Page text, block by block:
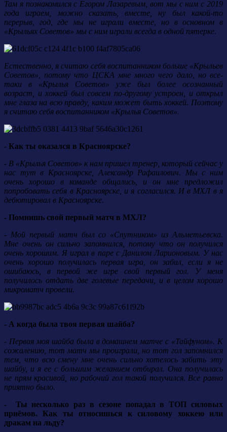
Там я познакомился с Егором Лазаревым, вот мы с ним с 2019
года играем, можно сказать, вместе, ну был какой-то
перерыв, год, где мы не играли вместе, но в основном в
«Крыльях Советов» мы с ним играли всегда в одной пятерке.
Естественно, я считаю себя воспитанником больше «Крыльев
Советов», потому что ЦСКА мне много чего дало, но все-
таки в «Крылья Советов» уже был более осознанный
возраст, и хоккей был совсем по-другому устроен, и открыл
мне глаза на всю правду, каким может быть хоккей. Поэтому
я считаю себя воспитанником «Крылья Советов».
- Как ты оказался в Красноярске?
- В «Крылья Советов» к нам пришел тренер, который сейчас у
нас тут в Красноярске, Александр Рафаилович. Мы с ним
очень хорошо в команде общались, и он мне предложил
попробовать себя в Красноярске, и я согласился. И в МХЛ в я
дебютировал в Красноярске.
- Помнишь свой первый матч в МХЛ?
- Мой первый матч был со «Спутником» из Альметьевска.
Мне очень он сильно запомнился, потому что он получился
очень хорошим. Я играл в паре с Данилом Ларионовым. У нас
очень хорошо получилась первая игра, он забил, если я не
ошибаюсь, в первой же игре свой первый гол. У меня
получилось отдать две голевые передачи, и в целом хорошо
микроматч провели.
- А когда была твоя первая шайба?
- Первая моя шайба была в домашнем матче с «Тайфуном». К
сожалению, тот матч мы проиграли, но тот гол запомнился
тем, что всю смену мне очень сильно хотелось забить эту
шайбу, и я ее с большим желанием отбирал. Она получилась
не прям красивой, но рабочий гол такой получился. Все равно
приятно было.
- Ты несколько раз в сезоне попадал в ТОП силовых
приёмов. Как ты относишься к силовому хоккею или
дракам на льду?